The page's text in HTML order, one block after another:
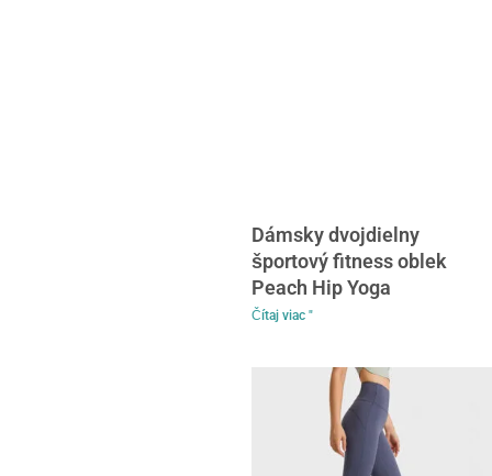
Dámsky dvojdielny
športový fitness oblek
Peach Hip Yoga
Čítaj viac "